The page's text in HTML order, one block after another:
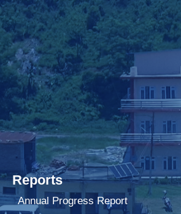
Reports
Annual Progress Report